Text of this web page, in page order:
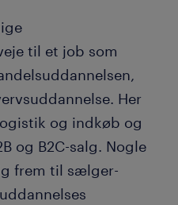
til et job som
Her
og indkøb og
og B2C-salg. Nogle
frem til sælger-